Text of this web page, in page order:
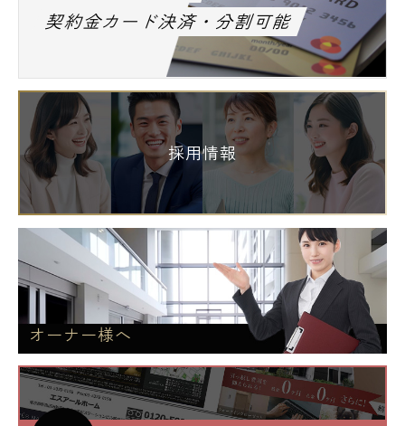
契約金カード決済・分割可能
採用情報
オーナー様へ